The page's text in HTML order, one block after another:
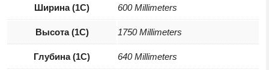
Ширина (1С) 600 Millimeters
Высота (1С) 1750 Millimeters
Глубина (1С) 640 Millimeters